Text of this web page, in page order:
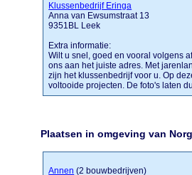
Klussenbedrijf Eringa
Anna van Ewsumstraat 13
9351BL Leek
Extra informatie:
Wilt u snel, goed en vooral volgens
ons aan het juiste adres. Met
zijn het klussenbedrijf voor u. Op
voltooide projecten. De foto's laten
Plaatsen in omgeving van
Annen (2 bouwbedrijven)